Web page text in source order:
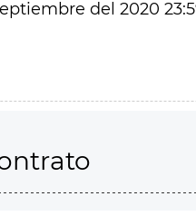
del 2020